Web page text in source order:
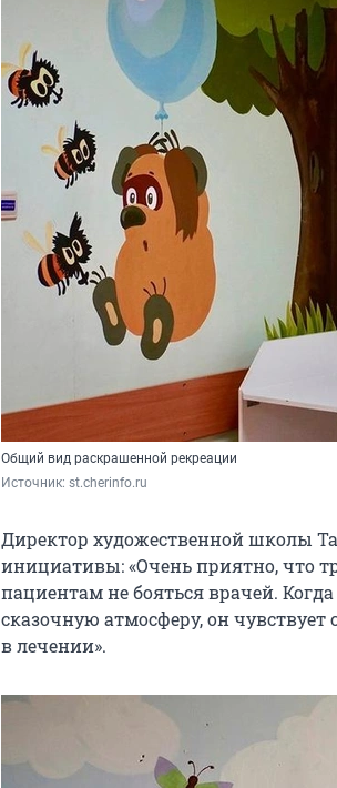
Общий вид раскрашенной рекреации
Источник: st.cherinfo.ru
Директор художественной школы
инициативы: «Очень приятно, что
пациентам не бояться врачей.
сказочную атмосферу, он чувствует
в лечении».